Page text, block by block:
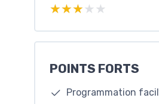
★★★★★
★★★★★
POINTS FORTS
Programmation